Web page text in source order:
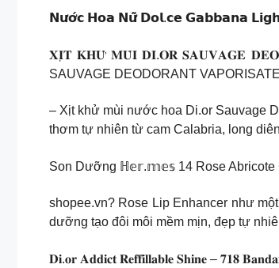
𝗡𝘂̛𝗼̛́𝗰 𝗛𝗼𝗮 𝗡𝘂̛̃ 𝗗𝗼𝗹.𝗰𝗲 𝗚𝗮𝗯𝗯𝗮𝗻𝗮
𝐗𝐈̣𝐓 𝐊𝐇𝐔̛̉ 𝐌𝐔̀𝐈 𝐃𝐈.𝐎𝐑 𝐒𝐀𝐔𝐕𝐀𝐆𝐄
SAUVAGE DEODORANT
– Xịt khử mùi nước hoa Di.or Sauvage
thơm tự nhiên từ cam Calabria, long
Son Dưỡng ℍ𝕖𝕣.𝕞𝕖𝕤 14 Rose Abricote
shopee.vn? Rose Lip Enhancer như
dưỡng tạo đôi môi mềm mịn, đẹp tự
𝐃𝐢.𝐨𝐫 𝐀𝐝𝐝𝐢𝐜𝐭 𝐑𝐞𝐟𝐟𝐢𝐥𝐥𝐚𝐛𝐥𝐞 𝐒𝐡𝐢𝐧𝐞 – 𝟕𝟏𝟖